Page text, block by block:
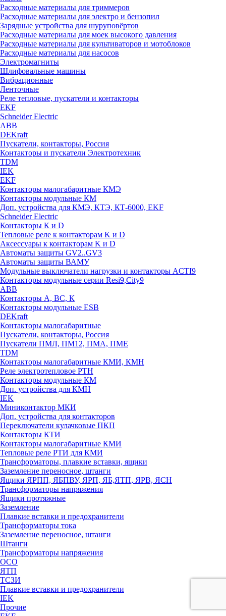
Расходные материалы для триммеров
Расходные материалы для электро и бензопил
Зарядные устройства для шуруповёртов
Расходные материалы для моек высокого давления
Расходные материалы для культиваторов и мотоблоков
Расходные материалы для насосов
Электромагниты
Шлифовальные машины
Вибрационные
Ленточные
Реле тепловые, пускатели и контакторы
EKF
Schneider Electric
ABB
DEKraft
Пускатели, контакторы, Россия
Контакторы и пускатели Электротехник
TDM
IEK
EKF
Контакторы малогабаритные КМЭ
Контакторы модульные КМ
Доп. устройства для КМЭ, КТЭ, КТ-6000, EKF
Schneider Electric
Контакторы К и D
Тепловые реле к контакторам K и D
Аксессуары к контакторам K и D
Автоматы защиты GV2..GV3
Автоматы защиты ВАМУ
Модульные выключатели нагрузки и контакторы ACTI9
Контакторы модульные серии Resi9,City9
ABB
Контакторы А, ВС, К
Контакторы модульные ESB
DEKraft
Контакторы малогабаритные
Пускатели, контакторы, Россия
Пускатели ПМЛ, ПМ12, ПМА, ПМЕ
TDM
Контакторы малогабаритные КМИ, КМН
Реле электротепловое РТН
Контакторы модульные КМ
Доп. устройства для КМН
IEK
Миниконтактор МКИ
Доп. устройства для контакторов
Переключатели кулачковые ПКП
Контакторы КТИ
Контакторы малогабаритные КМИ
Тепловые реле РTИ для КМИ
Трансформаторы, плавкие вставки, ящики
Заземление переносное, штанги
Ящики ЯРПП, ЯБПВУ, ЯРП, ЯБ,ЯТП, ЯРВ, ЯСН
Трансформаторы напряжения
Ящики протяжные
Заземление
Плавкие вставки и предохранители
Трансформаторы тока
Заземление переносное, штанги
Штанги
Трансформаторы напряжения
ОСО
ЯТП
ТСЗИ
Плавкие вставки и предохранители
IEK
Прочие